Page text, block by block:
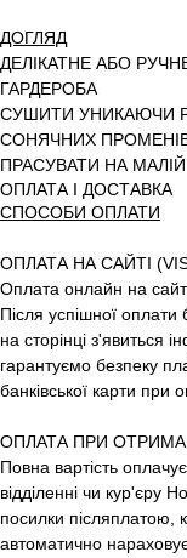
ДОГЛЯД
ДЕЛІКАТНЕ АБО
ГАРДЕРОБА
СУШИТИ УНИКАЮЧИ
СОНЯЧНИХ
ПРАСУВАТИ НА
ОПЛАТА І ДОСТАВКА
СПОСОБИ ОПЛАТИ
ОПЛАТА НА САЙТІ
Оплата онлайн на
Після успішної
на сторінці з'явиться
гарантуємо безпеку
банківської карти при
ОПЛАТА ПРИ
Повна вартість
відділенні чи кур'єру
посилки післяплатою,
автоматично